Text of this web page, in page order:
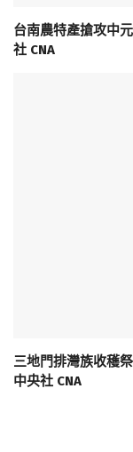
台南農特產搶攻中
社 CNA
三地門排灣族收穫
中央社 CNA